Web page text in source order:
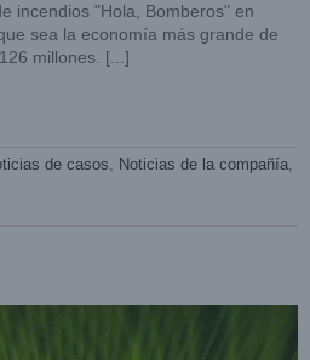
incendios "Hola, Bomberos" en
sea la economía más grande de
millones. [...]
de casos, Noticias de la compañía,
de Hunan
de la compañía